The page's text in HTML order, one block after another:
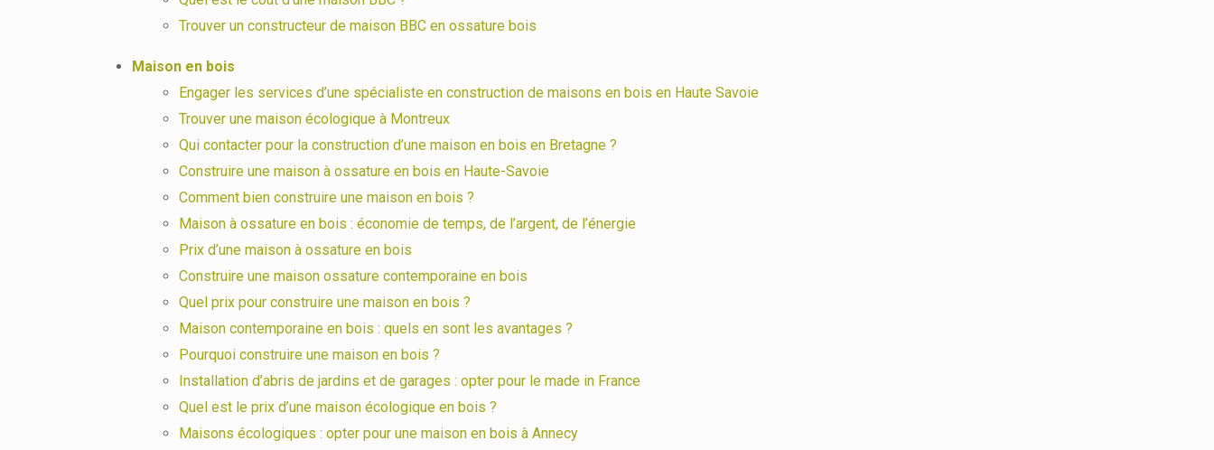
Trouver un constructeur de maison BBC en ossature bois
Maison en bois
Engager les services d’une spécialiste en construction de maisons en bois en Haute Savoie
Trouver une maison écologique à Montreux
Qui contacter pour la construction d’une maison en bois en Bretagne ?
Construire une maison à ossature en bois en Haute-Savoie
Comment bien construire une maison en bois ?
Maison à ossature en bois : économie de temps, de l’argent, de l’énergie
Prix d’une maison à ossature en bois
Construire une maison ossature contemporaine en bois
Quel prix pour construire une maison en bois ?
Maison contemporaine en bois : quels en sont les avantages ?
Pourquoi construire une maison en bois ?
Installation d’abris de jardins et de garages : opter pour le made in France
Quel est le prix d’une maison écologique en bois ?
Maisons écologiques : opter pour une maison en bois à Annecy